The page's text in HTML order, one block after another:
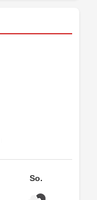
So.